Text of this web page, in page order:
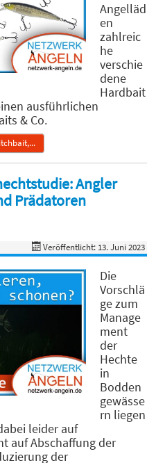
Angelläd
en
zahlreic
he
verschie
dene
Hardbait
ausführlichen
& Co.
Angler
Prädatoren
Veröffentlicht: 13. Juni 2023
Die
Vorschlä
ge zum
Manage
ment
der
Hechte
in
Bodden
gewässe
rn liegen
leider auf
auf Abschaffung der
der